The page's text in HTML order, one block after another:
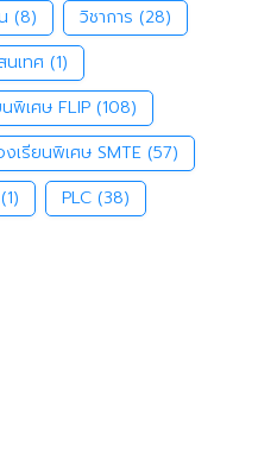
(8) วิชาการ (28)
นเทศ (1)
พิเศษ FLIP (108)
งเรียนพิเศษ SMTE (57)
(1) PLC (38)